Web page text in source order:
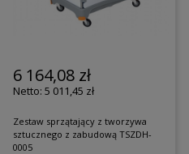
6 164,08 zł
5 011,45 zł
Zestaw sprzątający z tworzywa
sztucznego z zabudową TSZDH-
0005